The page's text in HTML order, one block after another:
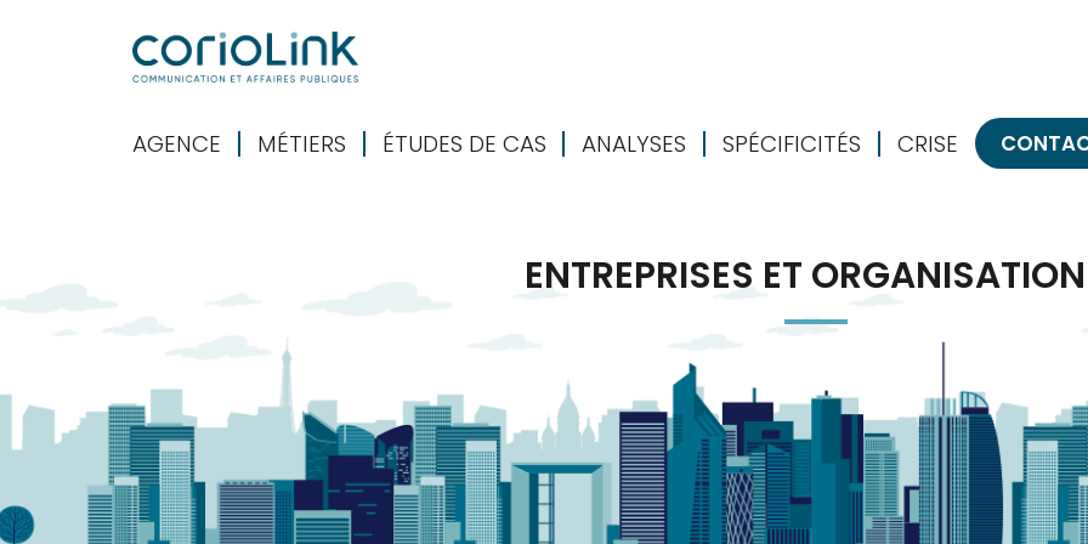
AGENCE MÉTIERS ÉTUDES DE CAS ANALYSES SPÉCIFICITÉS CRISE
ENTREPRISES ET